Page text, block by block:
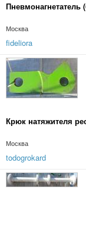
Пневмонагнетатель
Москва
fideliora
Крюк натяжителя
Москва
todogrokard